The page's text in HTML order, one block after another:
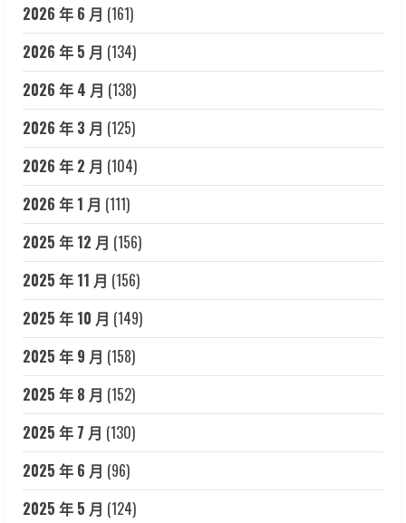
2026 年 6 月 (161)
2026 年 5 月 (134)
2026 年 4 月 (138)
2026 年 3 月 (125)
2026 年 2 月 (104)
2026 年 1 月 (111)
2025 年 12 月 (156)
2025 年 11 月 (156)
2025 年 10 月 (149)
2025 年 9 月 (158)
2025 年 8 月 (152)
2025 年 7 月 (130)
2025 年 6 月 (96)
2025 年 5 月 (124)